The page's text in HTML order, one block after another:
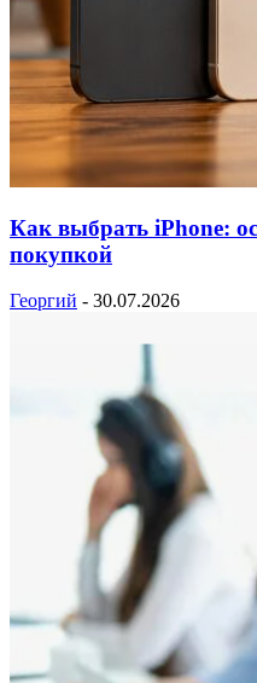
Как выбрать iPhone:
покупкой
Георгий - 30.07.2026